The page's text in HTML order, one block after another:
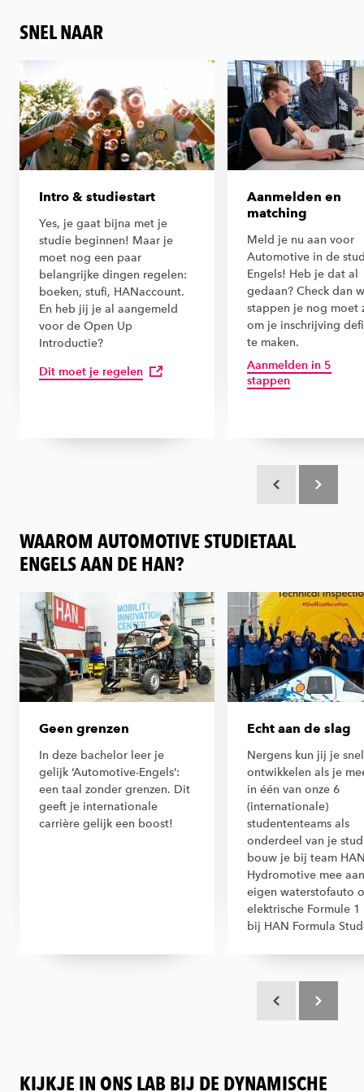
SNEL NAAR
Intro & studiestart
Yes, je gaat bijna met je
studie beginnen! Maar je
moet nog een paar
belangrijke dingen regelen:
boeken, stufi, HANaccount.
En heb jij je al aangemeld
voor de Open Up
Introductie?
Dit moet je regelen
Aanmelden en
matching
Meld je nu aan voor
Automotive in de
Engels! Heb je dat al
gedaan? Check dan
stappen je nog moet
om je inschrijving
te maken.
Aanmelden in 5
stappen
WAAROM AUTOMOTIVE STUDIETAAL
ENGELS AAN DE HAN?
Geen grenzen
In deze bachelor leer je
gelijk ‘Automotive-Engels’:
een taal zonder grenzen. Dit
geeft je internationale
carrière gelijk een boost!
Echt aan de slag
Nergens kun jij je
ontwikkelen als je
in één van onze 6
(internationale)
studententeams als
onderdeel van je
bouw je bij team
Hydromotive mee
eigen waterstofauto
elektrische Formule 1
bij HAN Formula
KIJKJE IN ONS LAB BIJ DE DYNAMISCHE